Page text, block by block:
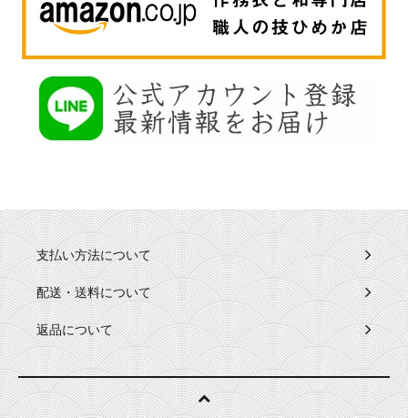
支払い方法について
配送・送料について
返品について